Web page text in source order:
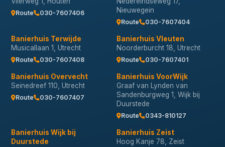
Route 030-7607406
Nieuwegein
Route 030-7607404
Banierhuis Terwijde
Musicallaan 1, Utrecht
Route 030-7607408
Banierhuis Vleuten
Noorderburcht 18, Utrecht
Route 030-7607401
Banierhuis Overvecht
Seinedreef 110, Utrecht
Route 030-7607407
Banierhuis VoorWijk
Graaf van Lynden van
Sandenburgweg 1, Wijk bij
Duurstede
Route 0343-810127
Banierhuis Wijk bij
Duurstede
Banierhuis Zeist
Hoog Kanje 78, Zeist